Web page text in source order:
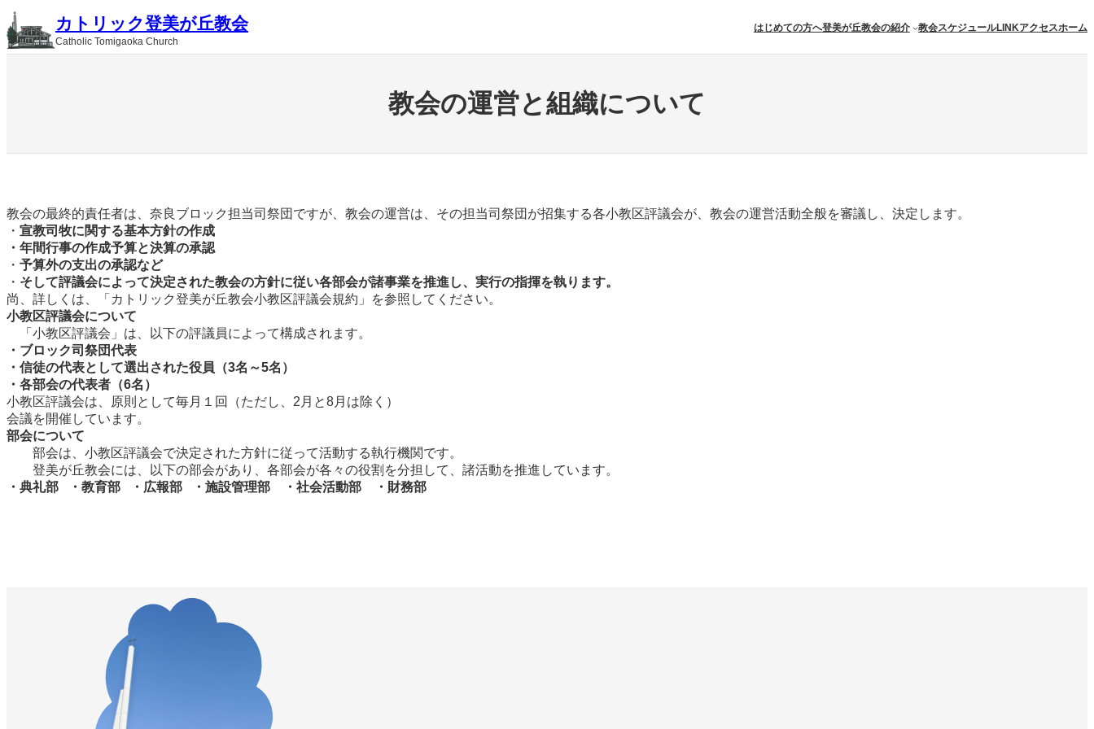
内
容
を
カトリック登美が丘教会
Catholic Tomigaoka Church
はじめての方へ登美が丘教会の紹介 教会スケジュールLINKアクセスホーム
教会の運営と組織について
教会の最終的責任者は、奈良ブロック担当司祭団ですが、教会の運営は、その担当司祭団が招集する各小教区評議会が、教会の運営活動全般を審議し、決定します。
・ 宣教司牧に関する基本方針の作成
・年間行事の作成予算と決算の承認
・ 予算外の支出の承認など
・ そして評議会によって決定された教会の方針に従い各部会が諸事業を推進し、実行の指揮を執ります。
尚、詳しくは、「カトリック登美が丘教会小教区評議会規約」を参照してください。
小教区評議会について
「小教区評議会」は、以下の評議員によって構成されます。
・ブロック司祭団代表
・信徒の代表として選出された役員（3名～5名）
・各部会の代表者（6名）
小教区評議会は、原則として毎月１回（ただし、2月と8月は除く）
会議を開催しています。
部会について
部会は、小教区評議会で決定された方針に従って活動する執行機関です。
登美が丘教会には、以下の部会があり、各部会が各々の役割を分担して、諸活動を推進しています。
・典礼部 ・教育部 ・広報部 ・施設管理部 ・社会活動部
・財務部